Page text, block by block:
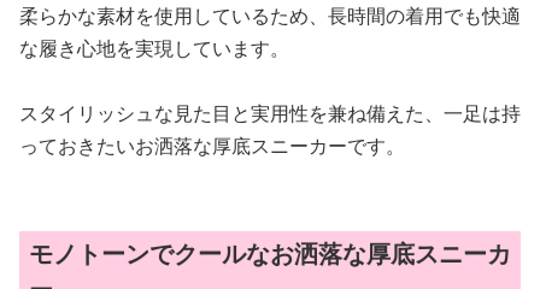
柔らかな素材を使用しているため、長時間の着用でも快適
な履き心地を実現しています。
スタイリッシュな見た目と実用性を兼ね備えた、一足は持
っておきたいお洒落な厚底スニーカーです。
モノトーンでクールなお洒落な厚底スニーカ